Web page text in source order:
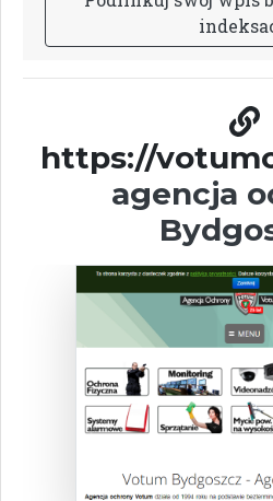
indeksa
https://
agencja